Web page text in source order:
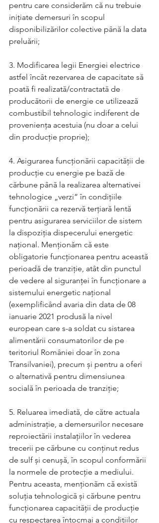
pentru care considerăm că nu trebuie
inițiate demersuri în scopul
disponibilizărilor colective până la data
preluării;
3. Modificarea legii Energiei electrice
astfel încât rezervarea de capacitate să
poată fi realizată/contractată de
producătorii de energie ce utilizează
combustibil tehnologic indiferent de
proveniența acestuia (nu doar a celui
din producție proprie);
4. Asigurarea funcționării capacității de
producție cu energie pe bază de
cărbune până la realizarea alternativei
tehnologice „verzi” în condițiile
funcționării ca rezervă terțiară lentă
pentru asigurarea serviciilor de sistem
la dispoziția dispecerului energetic
național. Menționăm că este
obligatorie funcționarea pentru această
perioadă de tranziție, atât din punctul
de vedere al siguranței în funcționare a
sistemului energetic național
(exemplificând avaria din data de 08
ianuarie 2021 produsă la nivel
european care s-a soldat cu sistarea
alimentării consumatorilor de pe
teritoriul României doar în zona
Transilvaniei), precum și pentru a oferi
o alternativă pentru dimensiunea
socială în perioada de tranziție;
5. Reluarea imediată, de către actuala
administrație, a demersurilor necesare
reproiectării instalațiilor în vederea
trecerii pe cărbune cu conținut redus
de sulf și cenușă, în scopul conformării
la normele de protecție a mediului.
Pentru aceasta, menționăm că există
soluția tehnologică și cărbune pentru
funcționarea capacității de producție
cu respectarea întocmai a condițiilor